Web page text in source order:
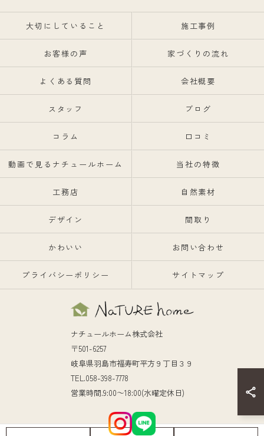
大切にしていること 施工事例
お客様の声 家づくりの流れ
よくある質問 会社概要
スタッフ ブログ
コラム 口コミ
動画で見るナチュールホーム 当社の特徴
工務店 自然素材
デザイン 間取り
かわいい お問い合わせ
プライバシーポリシー サイトマップ
ナチュールホーム株式会社
〒501-6257
岐阜県羽島市福寿町平方９丁目３９
TEL.058-398-7778
営業時間.9:00～18:00(水曜定休日)